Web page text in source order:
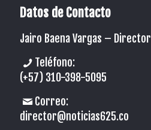
Datos de Contacto
Jairo Baena Vargas – Director
Teléfono:
(+57) 310-398-5095
Correo:
director@noticias625.co